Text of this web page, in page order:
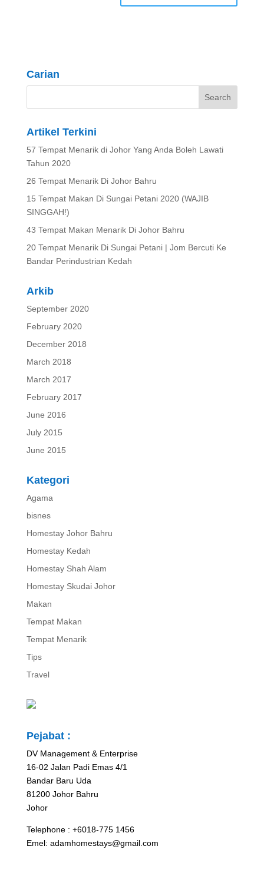
Carian
Artikel Terkini
57 Tempat Menarik di Johor Yang Anda Boleh Lawati
Tahun 2020
26 Tempat Menarik Di Johor Bahru
15 Tempat Makan Di Sungai Petani 2020 (WAJIB
SINGGAH!)
43 Tempat Makan Menarik Di Johor Bahru
20 Tempat Menarik Di Sungai Petani | Jom Bercuti Ke
Bandar Perindustrian Kedah
Arkib
September 2020
February 2020
December 2018
March 2018
March 2017
February 2017
June 2016
July 2015
June 2015
Kategori
Agama
bisnes
Homestay Johor Bahru
Homestay Kedah
Homestay Shah Alam
Homestay Skudai Johor
Makan
Tempat Makan
Tempat Menarik
Tips
Travel
Pejabat :
DV Management & Enterprise
16-02 Jalan Padi Emas 4/1
Bandar Baru Uda
81200 Johor Bahru
Johor
Telephone : +6018-775 1456
Emel: adamhomestays@gmail.com